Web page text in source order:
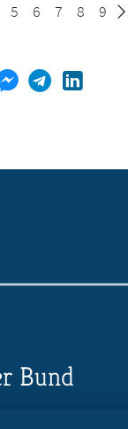
Seite
5 Seite
6 Seite
7 Seite
8 Seite
9
Bund